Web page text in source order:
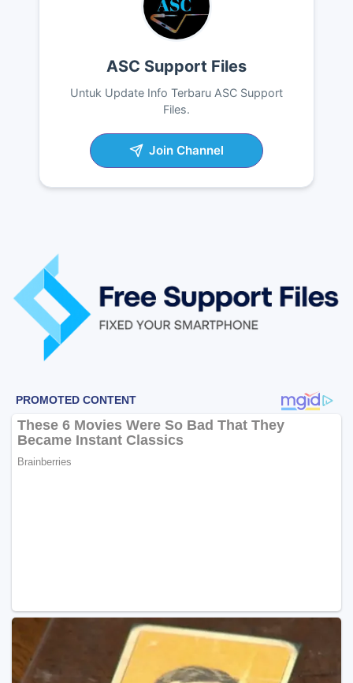
ASC Support Files
Untuk Update Info Terbaru ASC Support
Files.
Join Channel